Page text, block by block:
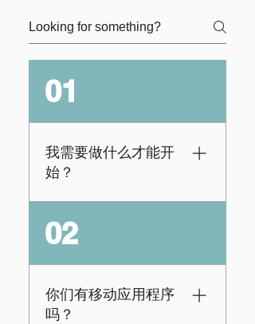
01
我需要做什么才能开
始？
每个学生都需要有自
己独特的电子邮件地
意：学生不能使用与
其父母或教育工作者
02
你们有移动应用程序
吗？